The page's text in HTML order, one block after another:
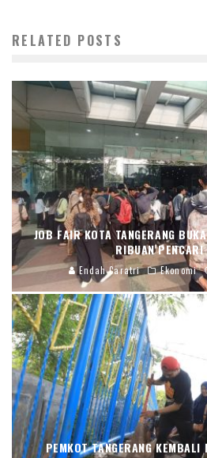
RELATED POSTS
JOB FAIR KOTA TANGERANG
RIBUAN PENCARI
Endah Caratri Ekonomi
PEMKOT TANGERANG KEMBALI